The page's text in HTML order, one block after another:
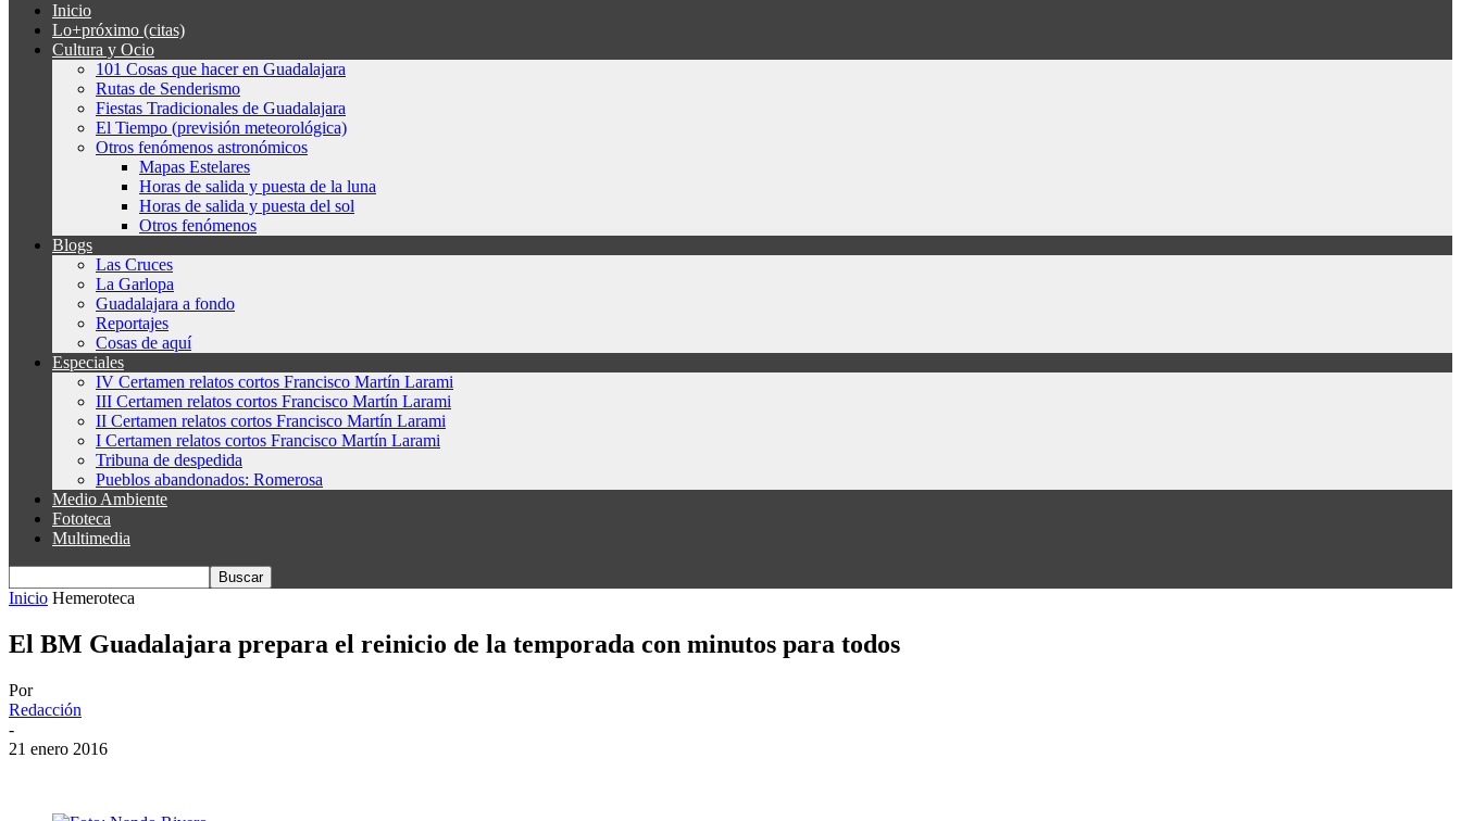
Inicio
Lo+próximo (citas)
Cultura y Ocio
101 Cosas que hacer en Guadalajara
Rutas de Senderismo
Fiestas Tradicionales de Guadalajara
El Tiempo (previsión meteorológica)
Otros fenómenos astronómicos
Mapas Estelares
Horas de salida y puesta de la luna
Horas de salida y puesta del sol
Otros fenómenos
Blogs
Las Cruces
La Garlopa
Guadalajara a fondo
Reportajes
Cosas de aquí
Especiales
IV Certamen relatos cortos Francisco Martín Larami
III Certamen relatos cortos Francisco Martín Larami
II Certamen relatos cortos Francisco Martín Larami
I Certamen relatos cortos Francisco Martín Larami
Tribuna de despedida
Pueblos abandonados: Romerosa
Medio Ambiente
Fototeca
Multimedia
Inicio Hemeroteca
El BM Guadalajara prepara el reinicio de la temporada con minutos para todos
Por
Redacción
-
21 enero 2016